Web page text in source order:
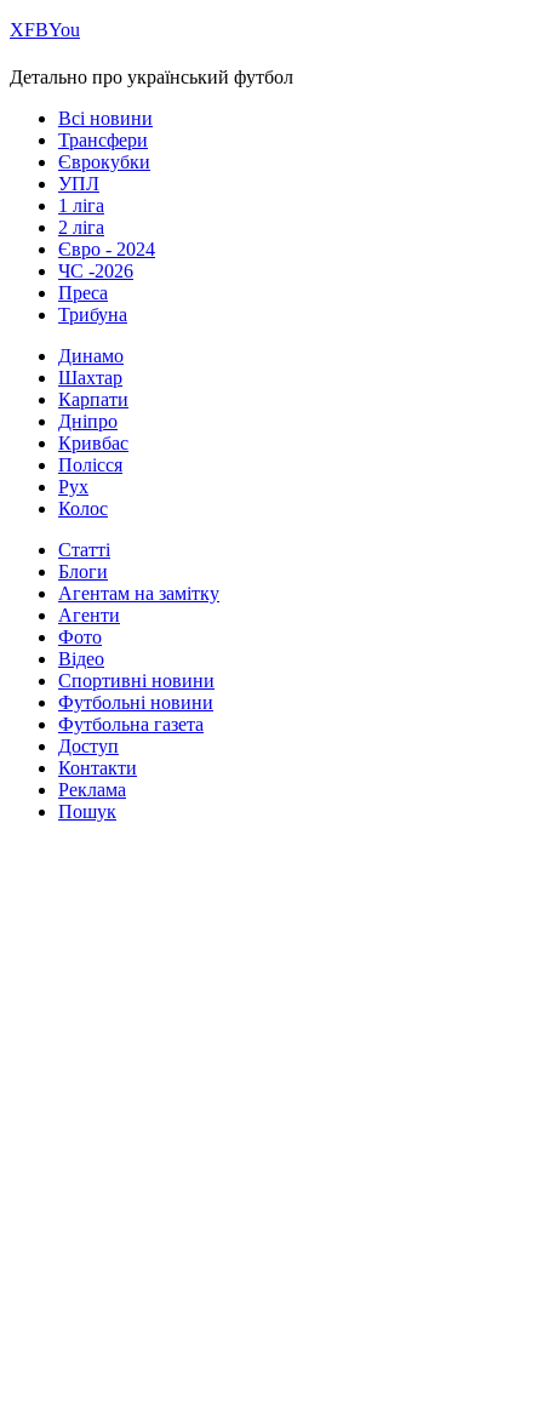
ХFBYou
Детально про український футбол
Всі новини
Трансфери
Єврокубки
УПЛ
1 ліга
2 ліга
Євро - 2024
ЧС -2026
Преса
Трибуна
Динамо
Шахтар
Карпати
Дніпро
Кривбас
Полісся
Рух
Колос
Статті
Блоги
Агентам на замітку
Агенти
Фото
Відео
Спортивні новини
Футбольні новини
Футбольна газета
Доступ
Контакти
Реклама
Пошук